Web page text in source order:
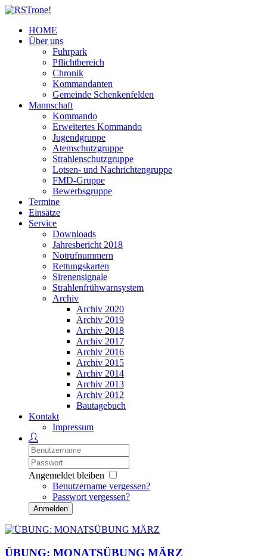
HOME
Über uns
Fuhrpark
Pflichtbereich
Chronik
Kommandanten
Gemeinde Schenkenfelden
Mannschaft
Kommando
Erweitertes Kommando
Jugendgruppe
Atemschutzgruppe
Strahlenschutzgruppe
Lotsen- und Nachrichtengruppe
FMD-Gruppe
Bewerbsgruppe
Termine
Einsätze
Service
Downloads
Jahresbericht 2018
Notrufnummern
Rettungskarten
Sirenensignale
Strahlenfrühwarnsystem
Archiv
Archiv 2020
Archiv 2019
Archiv 2018
Archiv 2017
Archiv 2016
Archiv 2015
Archiv 2014
Archiv 2013
Archiv 2012
Bautagebuch
Kontakt
Impressum
Angemeldet bleiben
Benutzername vergessen?
Passwort vergessen?
Anmelden
ÜBUNG: MONATSÜBUNG MÄRZ